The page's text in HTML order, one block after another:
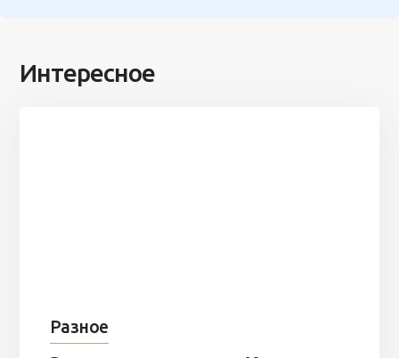
Интересное
Разное